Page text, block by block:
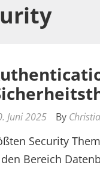
Juni 2025 By
Security
Bereich